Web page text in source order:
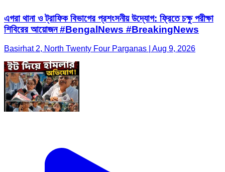
এগরা থানা ও ট্রাফিক বিভাগের প্রশংসনীয় উদ্যোগ: ফ্রিতে চক্ষু পরীক্ষা
শিবিরের আয়োজন #BengalNews #BreakingNews
Basirhat 2, North Twenty Four Parganas | Aug 9, 2026